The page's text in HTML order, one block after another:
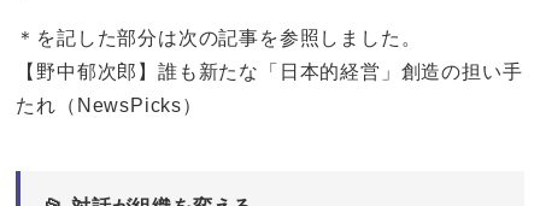
＊を記した部分は次の記事を参照しました。
【野中郁次郎】誰も新たな「日本的経営」創造の担い手
たれ（NewsPicks）